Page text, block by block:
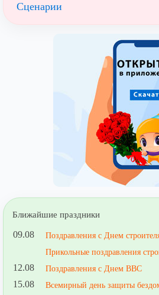
Сценарии
Ближайшие праздники
09.08
Поздравления с Днем
Прикольные поздравления
12.08 Поздравления с Днем ВВС
15.08 Всемирный день защиты